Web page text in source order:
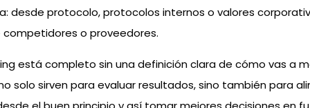
desde protocolo, protocolos internos o valores
competidores o proveedores.
está completo sin una definición clara de cómo vas a
solo sirven para evaluar resultados, sino también para